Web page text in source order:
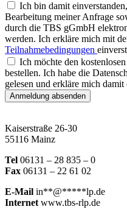
Ich bin damit
Bearbeitung meiner Anfrage
durch die TBS gGmbH
werden. Ich erkläre mich mit
Teilnahmebedingungen
Ich möchte den
bestellen. Ich habe die
gelesen und erkläre mich damit
Anmeldung absenden
Kaiserstraße 26-30
55116 Mainz
Tel 06131 – 28 835 – 0
Fax 06131 – 22 61 02
E-Mail in**@*****lp.de
Internet www.tbs-rlp.de